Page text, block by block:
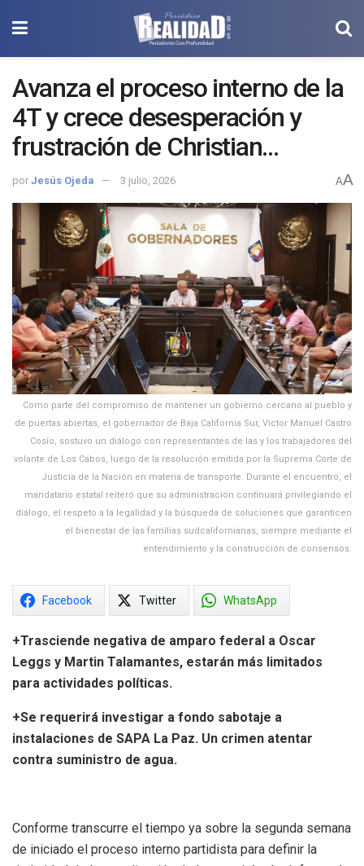
Avanza el proceso interno de la
4T y crece desesperación y
frustración de Christian
Agúndez al interior del PT.
por Jesús Ojeda 3 julio, 2026 AA
Como parte del compromiso de mantener un gobierno cercano al pueblo y
de puertas abiertas, el gobernador de Baja California Sur, Víctor Manuel Castro
Cosío, sostuvo un diálogo con representantes de las y los trabajadores del
volante de Los Cabos, luego de la resolución emitida por la Suprema Corte de
Justicia de la Nación en materia de transporte. Durante el encuentro, el
mandatario estatal reiteró que su administración continuará privilegiando el
diálogo, el respeto a la legalidad y la búsqueda de soluciones que garanticen
el bienestar de las familias sudcalifornianas, siempre mediante el
entendimiento y la construcción de consensos.
Facebook Twitter WhatsApp
+Trasciende negativa de amparo federal a Oscar
Leggs y Martin Talamantes, estarán más limitados
para actividades políticas.
+Se requerirá investigar a fondo sabotaje a
instalaciones de SAPA La Paz. Un crimen atentar
contra suministro de agua.
Conforme transcurre el tiempo ya sobre la segunda semana
de iniciado el proceso interno partidista para definir la